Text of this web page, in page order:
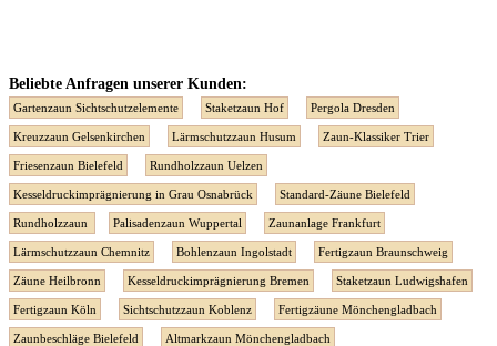
Beliebte Anfragen unserer Kunden:
Gartenzaun Sichtschutzelemente Staketzaun Hof Pergola Dresden
Kreuzzaun Gelsenkirchen Lärmschutzzaun Husum Zaun-Klassiker Trier
Friesenzaun Bielefeld Rundholzzaun Uelzen
Kesseldruckimprägnierung in Grau Osnabrück Standard-Zäune Bielefeld
Rundholzzaun Palisadenzaun Wuppertal Zaunanlage Frankfurt
Lärmschutzzaun Chemnitz Bohlenzaun Ingolstadt Fertigzaun Braunschweig
Zäune Heilbronn Kesseldruckimprägnierung Bremen Staketzaun Ludwigshafen
Fertigzaun Köln Sichtschutzzaun Koblenz Fertigzäune Mönchengladbach
Zaunbeschläge Bielefeld Altmarkzaun Mönchengladbach